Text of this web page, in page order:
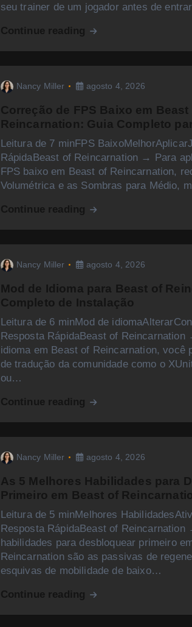
seu trainer de um jogador antes de
Continue reading
Nancy Miller agosto 4, 2026
Correção de FPS Baixo em Beast
Reincarnation: Guia Completo
Leitura de 7 minFPS
RápidaBeast of Reincarnation → Para
FPS baixo em Beast of Reincarnation,
Volumétrica e as Sombras para Médio,
Continue reading
Nancy Miller agosto 4, 2026
Mod de Idioma para Beast of
Completo de Instalação
Leitura de 6 minMod de
Resposta RápidaBeast of
idioma em Beast of Reincarnation, você
de tradução da comunidade como o
ou…
Continue reading
Nancy Miller agosto 4, 2026
As 5 Melhores Habilidades para
Primeiro em Beast of
Leitura de 5 minMelhores
Resposta RápidaBeast of
habilidades para desbloquear primeiro
Reincarnation são as passivas de
esquivas de mobilidade de baixo…
Continue reading